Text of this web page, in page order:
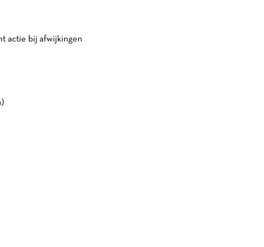
actie bij afwijkingen